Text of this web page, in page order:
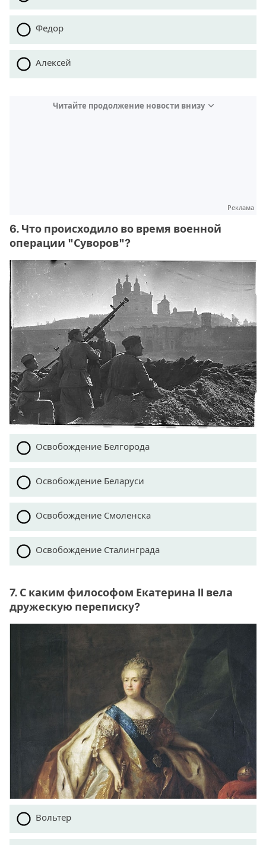
Федор
Алексей
Читайте продолжение новости внизу
Реклама
6. Что происходило во время военной
операции "Суворов"?
Освобождение Белгорода
Освобождение Беларуси
Освобождение Смоленска
Освобождение Сталинграда
7. С каким философом Екатерина II вела
дружескую переписку?
Вольтер